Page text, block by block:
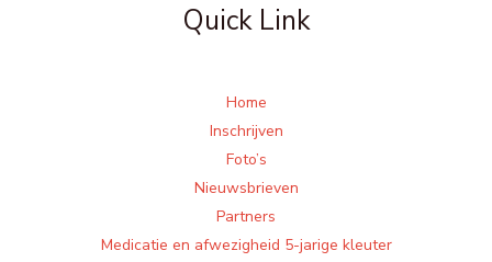
Quick Link
Home
Inschrijven
Foto’s
Nieuwsbrieven
Partners
Medicatie en afwezigheid 5-jarige kleuter